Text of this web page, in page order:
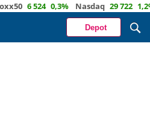
6 524 0,3% Nasdaq 29 722 1,2% Öl
Depot